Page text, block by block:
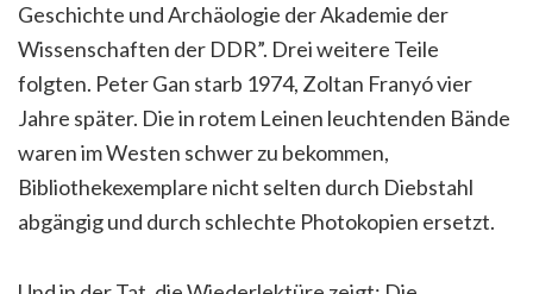
Geschichte und Archäologie der Akademie der
Wissenschaften der DDR”. Drei weitere Teile
folgten. Peter Gan starb 1974, Zoltan Franyó vier
Jahre später. Die in rotem Leinen leuchtenden Bände
waren im Westen schwer zu bekommen,
Bibliothekexemplare nicht selten durch Diebstahl
abgängig und durch schlechte Photokopien ersetzt.